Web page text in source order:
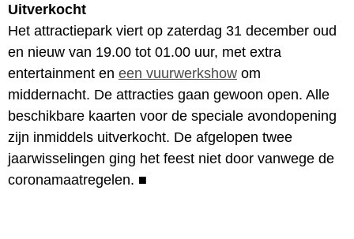
Uitverkocht
Het attractiepark viert op zaterdag 31 december oud
en nieuw van 19.00 tot 01.00 uur, met extra
entertainment en een vuurwerkshow om
middernacht. De attracties gaan gewoon open. Alle
beschikbare kaarten voor de speciale avondopening
zijn inmiddels uitverkocht. De afgelopen twee
jaarwisselingen ging het feest niet door vanwege de
coronamaatregelen. ■